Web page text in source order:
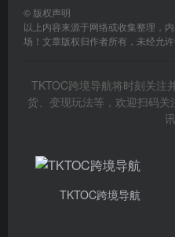
© 版权声明
以上内容来源于网络或收集整理，
场！文章版权归作者所有，未经允许
TKTOC跨境导航将时刻关注
货、变现玩法等，欢迎扫码
讯
TKTOC跨境导航